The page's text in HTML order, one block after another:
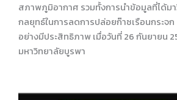
สภาพภูมิอากาศ รวมทั้งการนำข้อมูลที่ได้มา
กลยุทธ์ในการลดการปล่อยก๊าซเรือนกระจก
อย่างมีประสิทธิภาพ เมื่อวันที่ 26 กันยายน
มหาวิทยาลัยบูรพา